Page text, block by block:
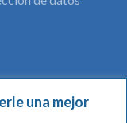
una mejor